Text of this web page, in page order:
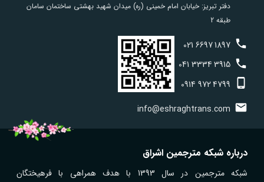
دفتر تبریز: خیابان امام خمینی (ره) میدان شهید بهشتی ساختمان سامان
طبقه 2
021 66971897
041 33343915
0914 9724799
info@eshraghtrans.com
درباره شبکه مترجمین اشراق
شبکه مترجمین در سال 1393 با هدف همراهی با فرهیختگان